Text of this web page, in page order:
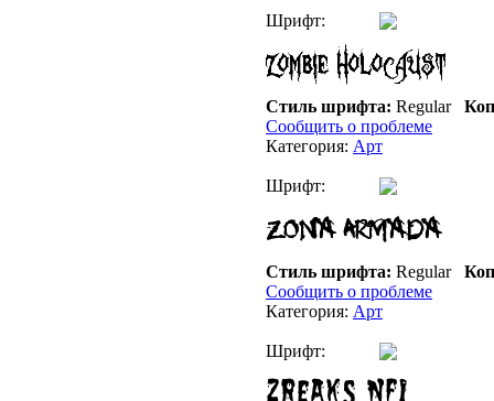
Шрифт:
Стиль шрифта: Regular
Сообщить о проблеме
Категория: Арт
Шрифт:
Стиль шрифта: Regular
Сообщить о проблеме
Категория: Арт
Шрифт: